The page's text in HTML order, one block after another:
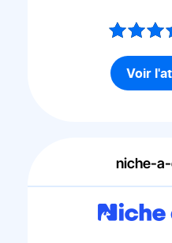
Voir
niche-